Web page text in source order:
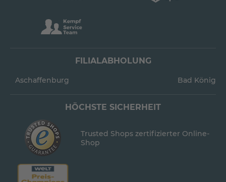
FILIALABHOLUNG
Aschaffenburg Bad König
HÖCHSTE SICHERHEIT
Trusted Shops zertifizierter Online-
Shop